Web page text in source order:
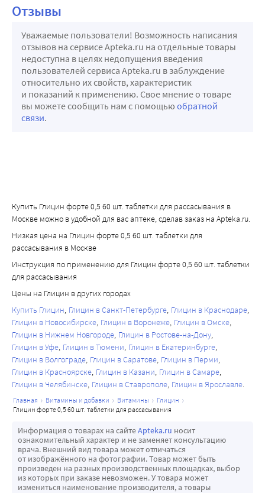
Отзывы
Уважаемые пользователи! Возможность написания
отзывов на сервисе Apteka.ru на отдельные товары
недоступна в целях недопущения введения
пользователей сервиса Apteka.ru в заблуждение
относительно их свойств, характеристик
и показаний к применению. Свое мнение о товаре
вы можете сообщить нам с помощью обратной
связи.
Купить Глицин форте 0,5 60 шт. таблетки для рассасывания в
Москве можно в удобной для вас аптеке, сделав заказ на Apteka.ru.
Низкая цена на Глицин форте 0,5 60 шт. таблетки для
рассасывания в Москве
Инструкция по применению для Глицин форте 0,5 60 шт. таблетки
для рассасывания
Цены на Глицин в других городах
Купить Глицин Глицин в Санкт-Петербурге Глицин в Краснодаре
Глицин в Новосибирске Глицин в Воронеже Глицин в Омске
Глицин в Нижнем Новгороде Глицин в Ростове-на-Дону
Глицин в Уфе Глицин в Тюмени Глицин в Екатеринбурге
Глицин в Волгограде Глицин в Саратове Глицин в Перми
Глицин в Красноярске Глицин в Казани Глицин в Самаре
Глицин в Челябинске Глицин в Ставрополе Глицин в Ярославле
главная витамины и добавки витамины
глицин
глицин форте 0,5 60 шт. таблетки для рассасывания
Информация о товарах на сайтеApteka.ru носит
ознакомительный характер и не заменяет консультацию
врача. Внешний вид товара может отличаться
от изображённого на фотографии. Товар может быть
произведен на разных производственных площадках, выбор
из которых при заказе невозможен. У товара может
измениться наименование производителя, а товары